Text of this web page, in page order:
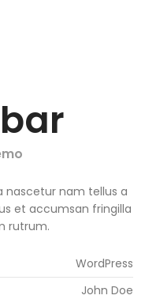
nascetur nam tellus a
et accumsan fringilla
rutrum.
WordPress
John Doe